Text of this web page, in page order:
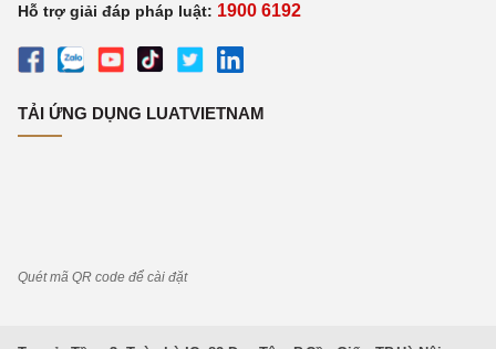
Hỗ trợ giải đáp pháp luật: 1900 6192
TẢI ỨNG DỤNG LUATVIETNAM
Quét mã QR code để cài đặt